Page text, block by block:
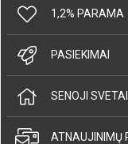
1,2% PARAMA
PASIEKIMAI
SENOJI
ATNAUJINIMŲ